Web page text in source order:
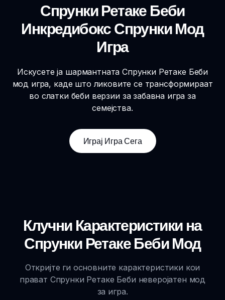
Спрунки Ретаке Беби
Инкредибокс Спрунки Мод
Игра
Искусете ја шармантната Спрунки Ретаке Беби
мод игра, каде што ликовите се трансформираат
во слатки беби верзии за забавна игра за
семејства.
Играј Игра Сега
Клучни Карактеристики на
Спрунки Ретаке Беби Мод
Откријте ги основните карактеристики кои
прават Спрунки Ретаке Беби неверојатен мод
за игра.